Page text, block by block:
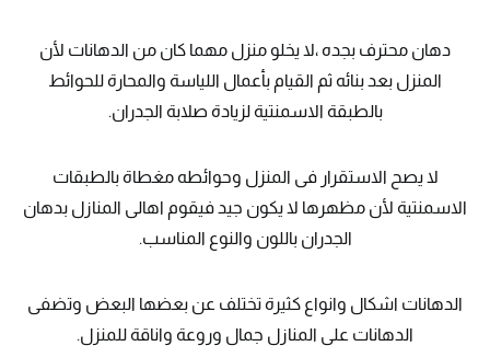
دهان محترف بجده ،لا يخلو منزل مهما كان من الدهانات لأن
المنزل بعد بنائه ثم القيام بأعمال اللياسة والمحارة للحوائط
بالطبقة الاسمنتية لزيادة صلابة الجدران.
لا يصح الاستقرار فى المنزل وحوائطه مغطاة بالطبقات
الاسمنتية لأن مظهرها لا يكون جيد فيقوم اهالى المنازل بدهان
الجدران باللون والنوع المناسب.
الدهانات اشكال وانواع كثيرة تختلف عن بعضها البعض وتضفى
الدهانات على المنازل جمال وروعة واناقة للمنزل.